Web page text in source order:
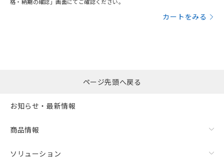
カートをみる
ページ先頭へ戻る
お知らせ・最新情報
商品情報
ソリューション